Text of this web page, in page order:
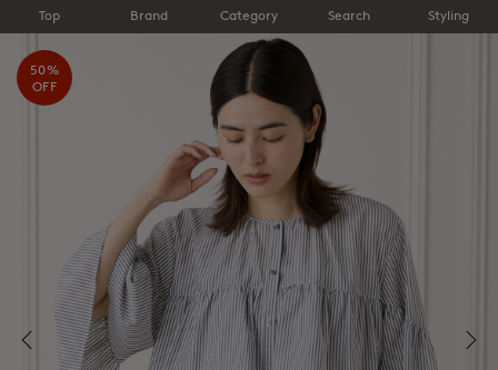
Top Brand Category Search Styling
50%
OFF